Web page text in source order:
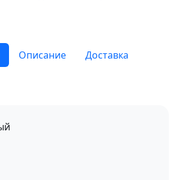
Описание
Доставка